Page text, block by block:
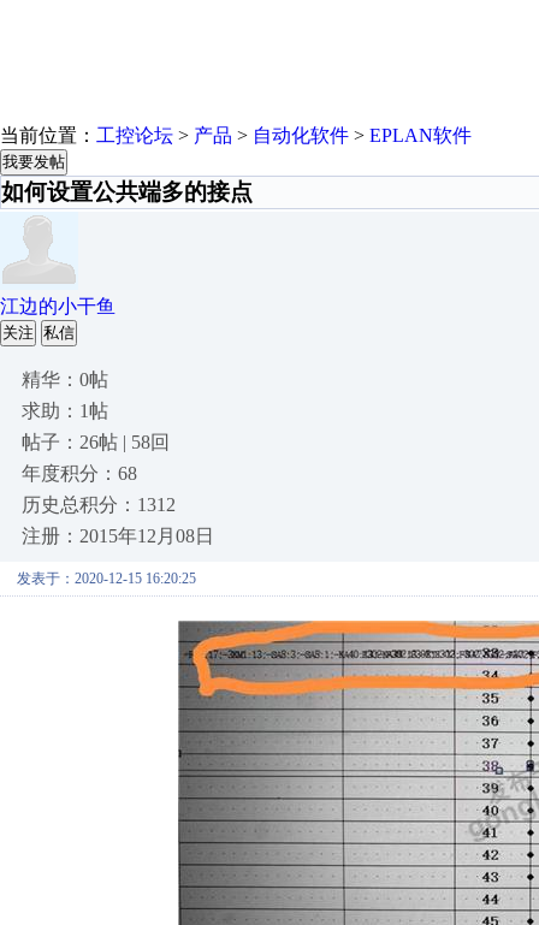
当前位置： 工控论坛 > 产品 > 自动化软件 > EPLAN软件
我要发帖
如何设置公共端多的接点
江边的小干鱼
关注 私信
精华：0帖
求助：1帖
帖子：26帖 | 58回
年度积分：68
历史总积分：1312
注册：2015年12月08日
发表于：2020-12-15 16:20:25